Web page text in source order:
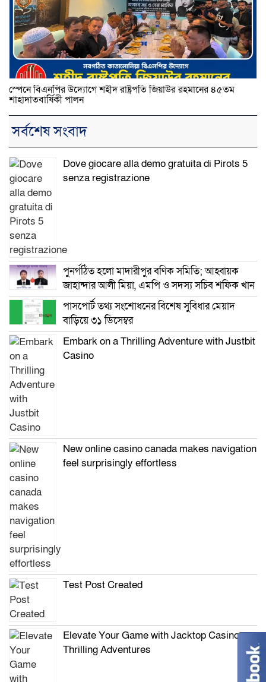
স্পেনে বিএনপির উদ্যোগে শহীদ রাষ্ট্রপতি জিয়াউর রহমানের ৪৫তম
শাহাদাতবার্ষিকী পালন
সর্বশেষ সংবাদ
Dove giocare alla demo gratuita di Pirots 5
senza registrazione
পুনর্গঠিত হলো মাদারীপুর বণিক সমিতি; আহ্বায়ক
জাহান্দার আলী মিয়া, এমপি ও সদস্য সচিব শফিক খান
পাসপোর্ট তথ্য সংশোধনের বিশেষ সুবিধার মেয়াদ
বাড়িয়ে ৩১ ডিসেম্বর
Embark on a Thrilling Adventure with Justbit
Casino
New online casino canada makes navigation
feel surprisingly effortless
Test Post Created
Elevate Your Game with Jacktop Casino’s
Thrilling Adventures